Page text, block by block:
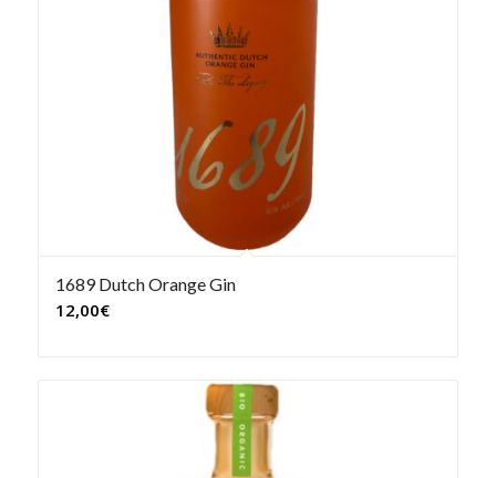
1689 Dutch Orange Gin
12,00€